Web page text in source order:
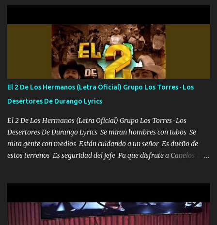
camisa es color Verde y peleam0s la Bandera por todita a la ciudad
con los drones patrullando la Frontera De Tijuana Bulevares
Bellas Artes me ve en las blancas ya hace falta mi APA FLACO
verde se le extraña pa que sepan Aquí Pura GENTE DE LA RANA 🐸
POR CLAVE ES EL CALI 4 EN LA CIUDAD TIJUANA Música Al
tirante andamos mi carnal atento a cualquier necesidad no porque
se ve limpio el camino nos confiamos al andar y nunca con la
misma piedra me vuelvo a tropezar Cuando ando de enamorado
en corto me tiró a per...
El 2 De Los Hermanos (Letra Oficial) Grupo Los Torres · Los
Desertores De Durango Lyrics
El 2 De Los Hermanos (Letra Oficial) Grupo Los Torres · Los
Desertores De Durango Lyrics Se miran hombres con tubos Se
mira gente con medios Están cuidando a un señor Es dueño de
estos terrenos Es seguridad del jefe Pa que disfrute a Canelos Es
ni tampoco las mujeres porque es platica de grandes por eso hay
que estar alegres doy las instrucciones para atender los deberes